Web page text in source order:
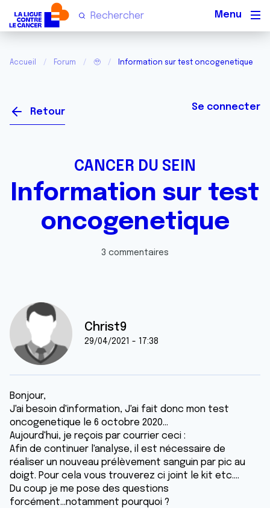
Accueil Forum 🥹 Information sur test oncogenetique
Retour Se connecter
CANCER DU SEIN
Information sur test
oncogenetique
3 commentaires
Christ9
29/04/2021 - 17:38
Bonjour,
J'ai besoin d'information, J'ai fait donc mon test
oncogenetique le 6 octobre 2020...
Aujourd'hui, je reçois par courrier ceci :
Afin de continuer l'analyse, il est nécessaire de
réaliser un nouveau prélèvement sanguin par pic au
doigt. Pour cela vous trouverez ci joint le kit etc....
Du coup je me pose des questions
forcément...notamment pourquoi ?